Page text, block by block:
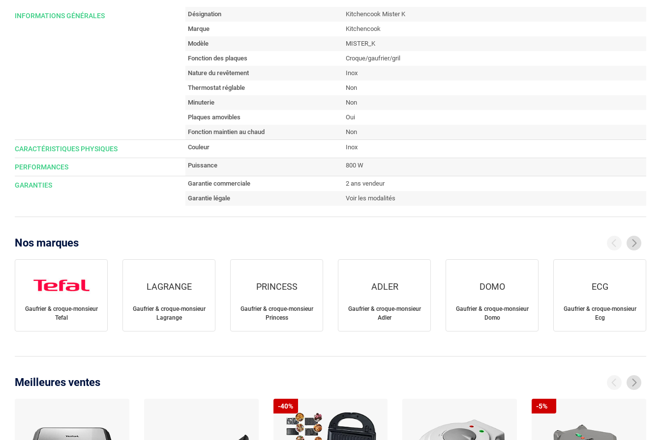
INFORMATIONS GÉNÉRALES Désignation
Kitchencook Mister K
Marque
Kitchencook
Modèle
MISTER_K
Fonction des plaques
Croque/gaufrier/gril
Nature du revêtement
Inox
Thermostat réglable
Non
Minuterie
Non
Plaques amovibles
Oui
Fonction maintien au chaud
Non
CARACTÉRISTIQUES PHYSIQUES Couleur Inox
PERFORMANCES Puissance 800 W
GARANTIES Garantie commerciale
2 ans vendeur
Garantie légale
Voir les modalités
Nos marques
Gaufrier & croque-monsieur
Tefal
LAGRANGE
Gaufrier & croque-monsieur
Lagrange
PRINCESS
Gaufrier & croque-monsieur
Princess
ADLER
Gaufrier & croque-monsieur
Adler
DOMO
Gaufrier & croque-monsieur
Domo
ECG
Gaufrier & croque-monsieur
Ecg
Meilleures ventes
-40% -5%